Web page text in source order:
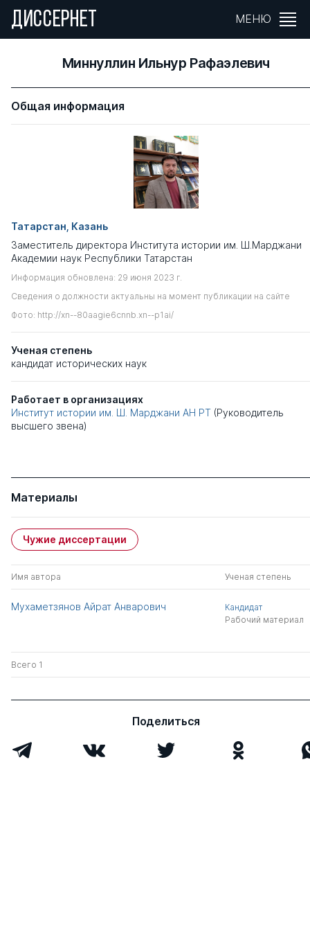
ДИССЕРНЕТ МЕНЮ
Миннуллин Ильнур Рафаэлевич
Общая информация
Татарстан, Казань
Заместитель директора Института истории им. Ш.Марджани
Академии наук Республики Татарстан
Информация обновлена: 29 июня 2023 г.
Сведения о должности актуальны на момент публикации на сайте
Фото: http://xn--80aagie6cnnb.xn--p1ai/
Ученая степень
кандидат исторических наук
Работает в организациях
Институт истории им. Ш. Марджани АН РТ (Руководитель
высшего звена)
Материалы
Чужие диссертации
Имя автора Ученая степень
Мухаметзянов Айрат Анварович
Кандидат
Рабочий материал
Всего 1
Поделиться